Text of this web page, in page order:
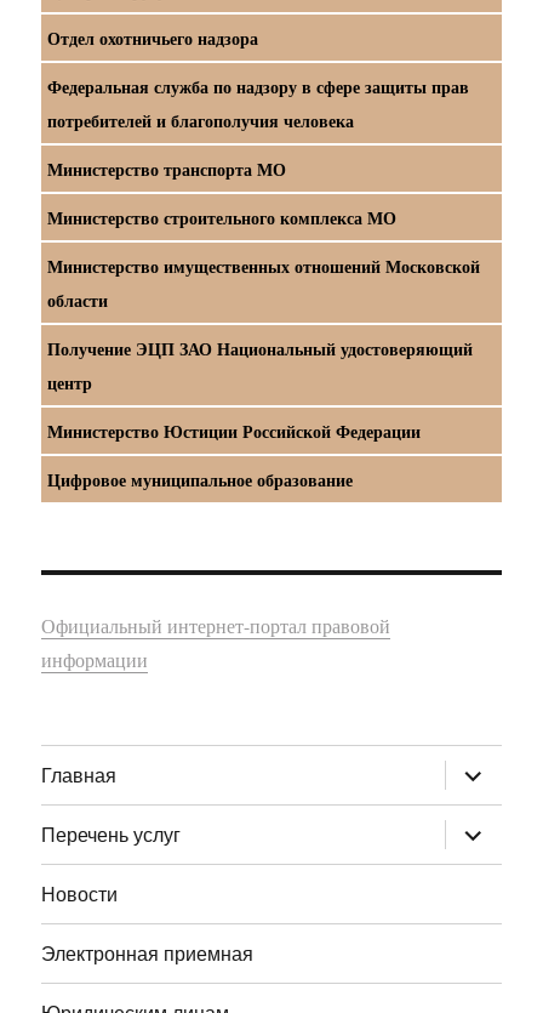
Отдел охотничьего надзора
Федеральная служба по надзору в сфере защиты прав
потребителей и благополучия человека
Министерство транспорта МО
Министерство строительного комплекса МО
Министерство имущественных отношений Московской
области
Получение ЭЦП ЗАО Национальный удостоверяющий
центр
Министерство Юстиции Российской Федерации
Цифровое муниципальное образование
Официальный интернет-портал правовой
информации
Главная раскрыть
дочернее
меню
Перечень услуг
раскрыть
дочернее
меню
Новости
Электронная приемная